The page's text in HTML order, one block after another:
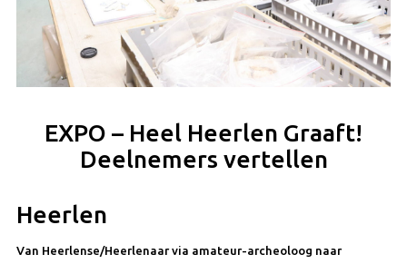
EXPO – Heel Heerlen Graaft!
Deelnemers vertellen
Heerlen
Van Heerlense/Heerlenaar via amateur-archeoloog naar